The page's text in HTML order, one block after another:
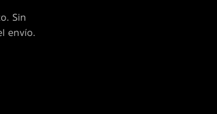
Sin
envío.